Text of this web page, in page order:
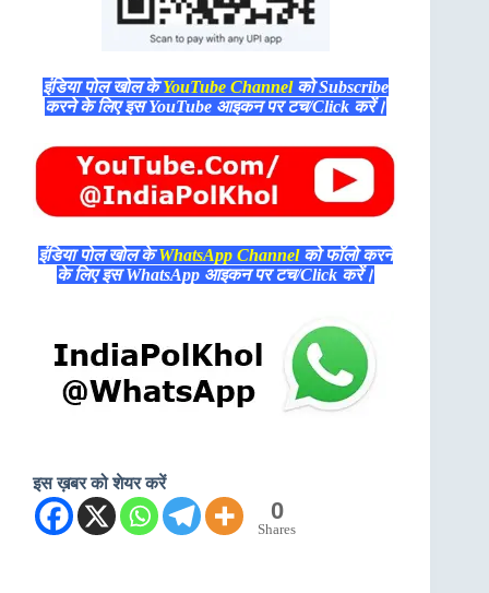
इंडिया पोल खोल केYouTube Channelको Subscribe
करने के लिए इस YouTube आइकन पर टच/Click करें।
इंडिया पोल खोल केWhatsApp Channelको फॉलो करने
के लिए इस WhatsApp आइकन पर टच/Click करें।
इस ख़बर को शेयर करें
0
Shares